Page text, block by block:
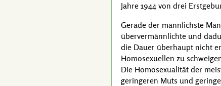
Jahre 1944 von drei
Gerade der männlichste
übervermännlichte und
die Dauer überhaupt nicht
Homosexuellen zu
Die Homosexualität der
geringeren Muts und